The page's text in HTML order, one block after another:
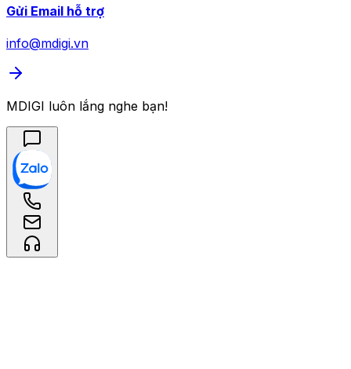
Gửi Email hỗ trợ
info@mdigi.vn
MDIGI luôn lắng nghe bạn!